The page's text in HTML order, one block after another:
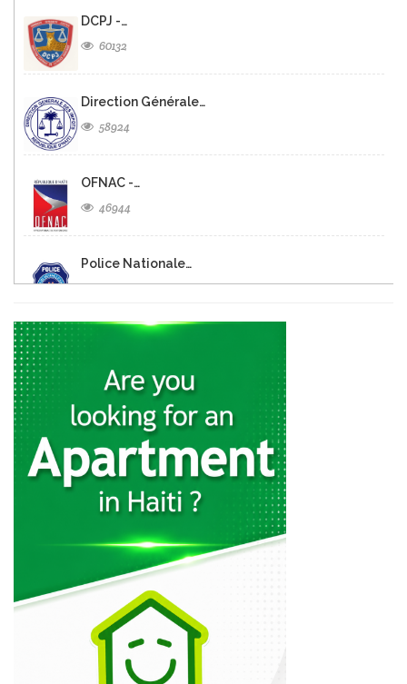
DCPJ -…
60132
Direction Générale…
58924
OFNAC -…
46944
Police Nationale…
45717
36797
Direction de…
34679
Ministere des…
Ministère de…
29827
OAVCT (Office…